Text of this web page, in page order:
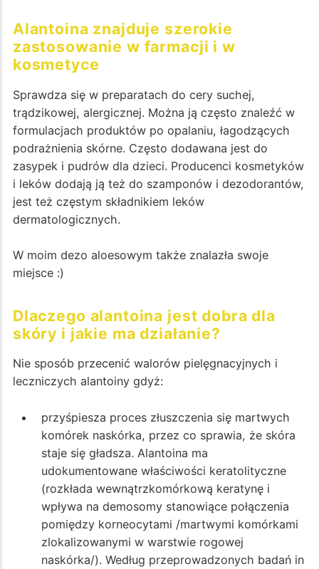
Alantoina znajduje szerokie
zastosowanie w farmacji i w
kosmetyce
Sprawdza się w preparatach do cery suchej,
trądzikowej, alergicznej. Można ją często znaleźć w
formulacjach produktów po opalaniu, łagodzących
podrażnienia skórne. Często dodawana jest do
zasypek i pudrów dla dzieci. Producenci kosmetyków
i leków dodają ją też do szamponów i dezodorantów,
jest też częstym składnikiem leków
dermatologicznych.
W moim dezo aloesowym także znalazła swoje
miejsce :)
Dlaczego alantoina jest dobra dla
skóry i jakie ma działanie?
Nie sposób przecenić walorów pielęgnacyjnych i
leczniczych alantoiny gdyż:
przyśpiesza proces złuszczenia się martwych
komórek naskórka, przez co sprawia, że skóra
staje się gładsza. Alantoina ma
udokumentowane właściwości keratolityczne
(rozkłada wewnątrzkomórkową keratynę i
wpływa na demosomy stanowiące połączenia
pomiędzy korneocytami /martwymi komórkami
zlokalizowanymi w warstwie rogowej
naskórka/). Według przeprowadzonych badań in